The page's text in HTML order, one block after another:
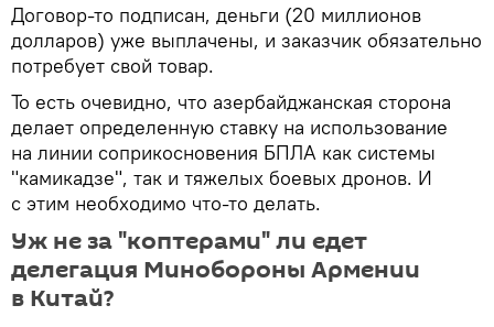
Договор-то подписан, деньги (20 миллионов
долларов) уже выплачены, и заказчик обязательно
потребует свой товар.
То есть очевидно, что азербайджанская сторона
делает определенную ставку на использование
на линии соприкосновения БПЛА как системы
"камикадзе", так и тяжелых боевых дронов. И
с этим необходимо что-то делать.
Уж не за "коптерами" ли едет
делегация Минобороны Армении
в Китай?